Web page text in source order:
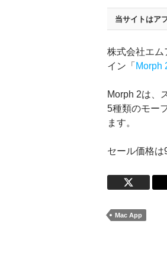
当サイトはア
株式会社エム
イン「 Morph
Morph 2は、
5種類のモー
ます。
セール価格は
Mac App